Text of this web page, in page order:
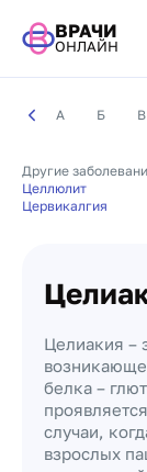
ВРАЧИ
ОНЛАЙН
А Б В
Другие
Целлюлит
Цервикалгия
Целиакия –
белка –
случаи,
взрослых